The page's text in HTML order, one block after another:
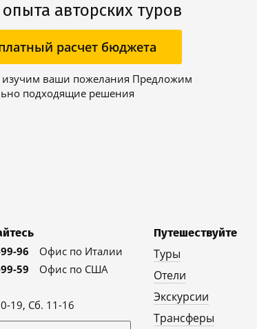
авторских туров
расчет бюджета
изучим ваши пожелания Предложим
подходящие решения
96
Офис по Италии
59
Офис по США
19, Сб. 11-16
Путешествуйте
Туры
Отели
Экскурсии
Трансферы